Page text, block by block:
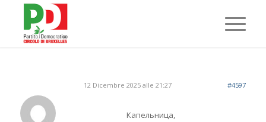
12 Dicembre 2025 alle 21:27 #4597
Капельница,